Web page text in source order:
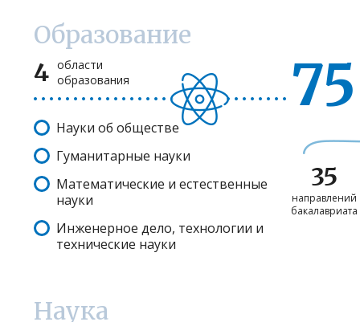
Образование
4 области
образования
Науки об обществе
Гуманитарные науки
Математические и естественные
науки
Инженерное дело, технологии и
технические науки
75
35
направлений
бакалавриата
Наука